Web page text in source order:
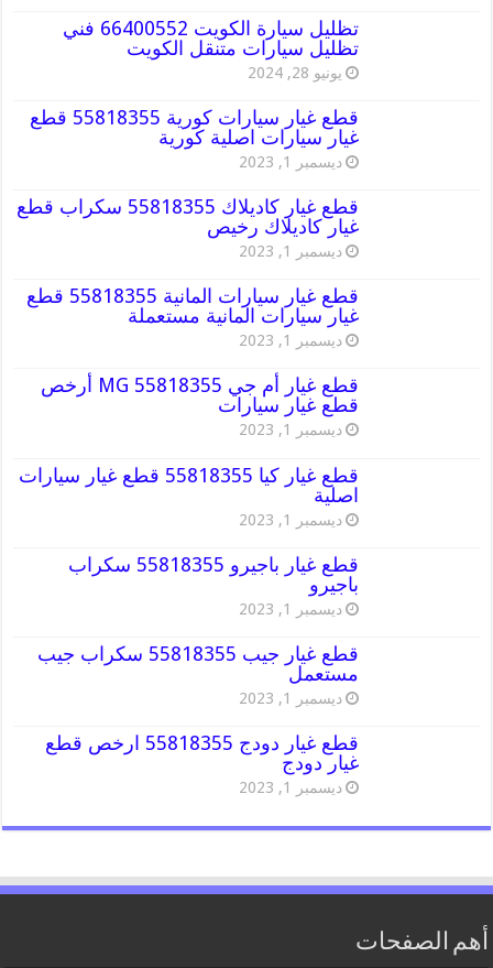
تظليل سيارة الكويت 66400552 فني
تظليل سيارات متنقل الكويت
يونيو 28, 2024
قطع غيار سيارات كورية 55818355 قطع
غيار سيارات اصلية كورية
ديسمبر 1, 2023
قطع غيار كاديلاك 55818355 سكراب قطع
غيار كاديلاك رخيص
ديسمبر 1, 2023
قطع غيار سيارات المانية 55818355 قطع
غيار سيارات المانية مستعملة
ديسمبر 1, 2023
قطع غيار أم جي MG 55818355 أرخص
قطع غيار سيارات
ديسمبر 1, 2023
قطع غيار كيا 55818355 قطع غيار سيارات
اصلية
ديسمبر 1, 2023
قطع غيار باجيرو 55818355 سكراب
باجيرو
ديسمبر 1, 2023
قطع غيار جيب 55818355 سكراب جيب
مستعمل
ديسمبر 1, 2023
قطع غيار دودج 55818355 ارخص قطع
غيار دودج
ديسمبر 1, 2023
أهم الصفحات